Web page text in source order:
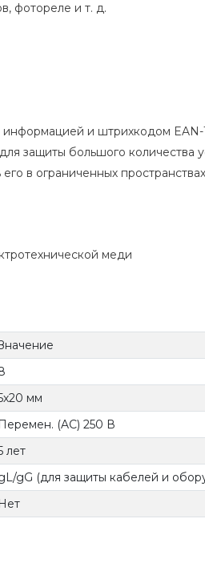
фотореле и т. д.
и штрихкодом EAN-
большого количества
в ограниченных
меди
мм
Перемен. (AC) 250 В
лет
gG (для защиты кабелей и
Нет